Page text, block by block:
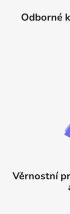
Odborné
Věrnostní